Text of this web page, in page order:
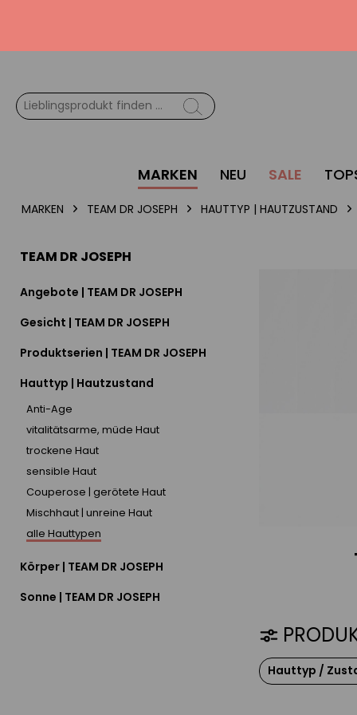
MARKEN NEU SALE
MARKEN TEAM DR JOSEPH HAUTTYP | HAUTZUSTAND
TEAM DR JOSEPH
Angebote | TEAM DR JOSEPH
Gesicht | TEAM DR JOSEPH
Produktserien | TEAM DR JOSEPH
Hauttyp | Hautzustand
Anti-Age
vitalitätsarme, müde Haut
trockene Haut
sensible Haut
Couperose | gerötete Haut
Mischhaut | unreine Haut
alle Hauttypen
Körper | TEAM DR JOSEPH
Sonne | TEAM DR JOSEPH
Hauttyp /